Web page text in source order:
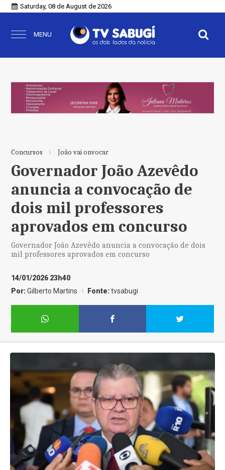
Saturday, 08 de August de 2026
MENU
Concursos João vai onvocar
Governador João Azevêdo
anuncia a convocação de
dois mil professores
aprovados em concurso
Governador João Azevêdo anuncia a convocação de dois
mil professores aprovados em concurso
14/01/2026 23h40
Por:Gilberto Martins Fonte:tvsabugi